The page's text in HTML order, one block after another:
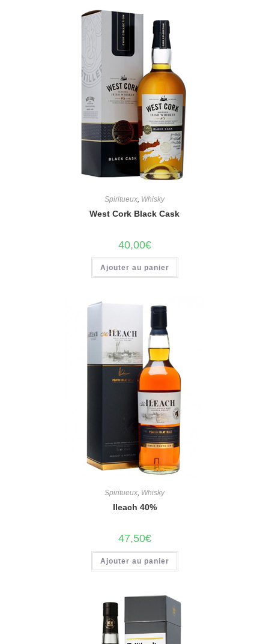
Spiritueux Whisky
West Cork Black Cask
40,00€
Ajouter au panier
Spiritueux, Whisky
Ileach 40%
47,50€
Ajouter au panier